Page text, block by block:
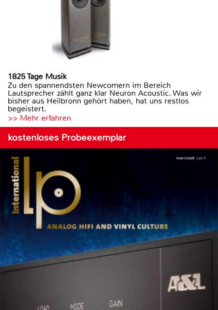
1825 Tage Musik
Zu den spannendsten Newcomern im Bereich
Lautsprecher zählt ganz klar Neuron Acoustic. Was wir
bisher aus Heilbronn gehört haben, hat uns restlos
begeistert.
>> Mehr erfahren
kostenloses Probeexemplar